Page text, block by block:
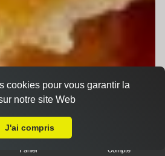
Panier Compte
cookies pour vous garantir la
notre site Web
J'ai compris